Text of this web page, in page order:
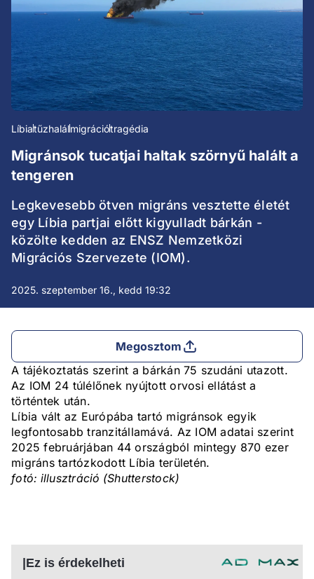
Líbiatűzhalálmigrációtragédia
Migránsok tucatjai haltak szörnyű halált a
tengeren
Legkevesebb ötven migráns vesztette életét
egy Líbia partjai előtt kigyulladt bárkán -
közölte kedden az ENSZ Nemzetközi
Migrációs Szervezete (IOM).
2025. szeptember 16., kedd 19:32
Megosztom
A tájékoztatás szerint a bárkán 75 szudáni utazott.
Az IOM 24 túlélőnek nyújtott orvosi ellátást a
történtek után.
Líbia vált az Európába tartó migránsok egyik
legfontosabb tranzitállamává. Az IOM adatai szerint
2025 februárjában 44 országból mintegy 870 ezer
migráns tartózkodott Líbia területén.
fotó: illusztráció (Shutterstock)